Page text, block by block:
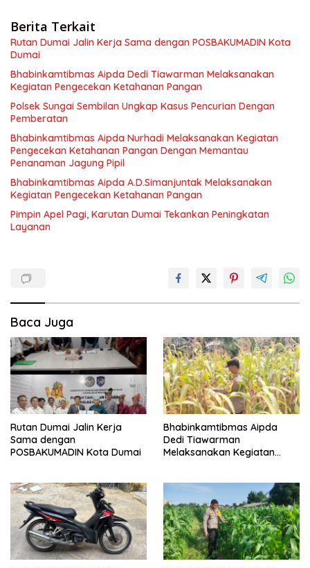
Berita Terkait
Rutan Dumai Jalin Kerja Sama dengan POSBAKUMADIN Kota
Dumai
Bhabinkamtibmas Aipda Dedi Tiawarman Melaksanakan
Kegiatan Pengecekan Ketahanan Pangan
Polsek Sungai Sembilan Ungkap Kasus Pencurian Dengan
Pemberatan
Bhabinkamtibmas Aipda Nurhadi Melaksanakan Kegiatan
Pengecekan Ketahanan Pangan Dengan Memantau
Penanaman Jagung Pipil
Bhabinkamtibmas Aipda A.D.Simanjuntak Melaksanakan
Kegiatan Pengecekan Ketahanan Pangan
Pimpin Apel Pagi, Karutan Dumai Tekankan Peningkatan
Layanan
Baca Juga
Rutan Dumai Jalin Kerja
Sama dengan
POSBAKUMADIN Kota Dumai
Bhabinkamtibmas Aipda
Dedi Tiawarman
Melaksanakan Kegiatan